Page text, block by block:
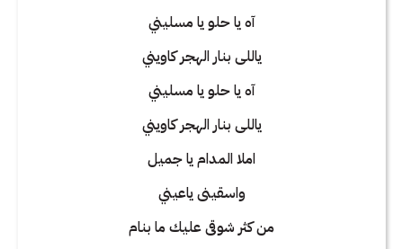
آه يا حلو يا مسليني
ياللى بنار الهجر كاويني
آه يا حلو يا مسليني
ياللى بنار الهجر كاويني
املا المدام يا جميل
واسقينى ياعيني
من كثر شوقى عليك ما بنام